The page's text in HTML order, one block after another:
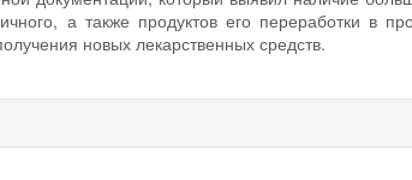
а также продуктов его переработки в
новых лекарственных средств.